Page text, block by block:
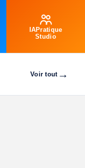
IAPratique
Studio
Voir tout→